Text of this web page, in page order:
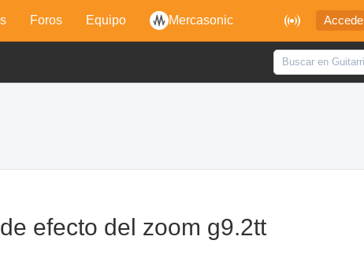
 Accede
Foros Equipo Mercasonic
efecto del zoom g9.2tt